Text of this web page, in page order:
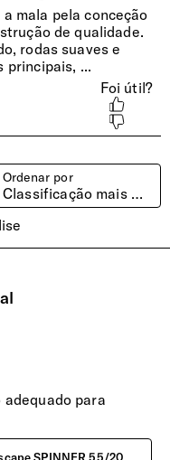
confortavelmente à
à mão.
o seu vestuário